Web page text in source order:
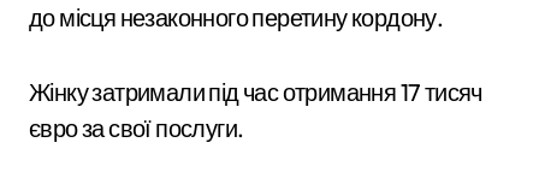
до місця незаконного перетину кордону.
Жінку затримали під час отримання 17 тисяч
євро за свої послуги.